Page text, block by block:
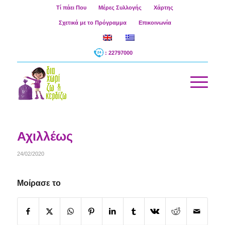
Τί πάει Που Μέρες Συλλογής Χάρτης
Σχετικά με το Πρόγραμμα Επικοινωνία
: 22797000
Αχιλλέως
24/02/2020
Μοίρασε το